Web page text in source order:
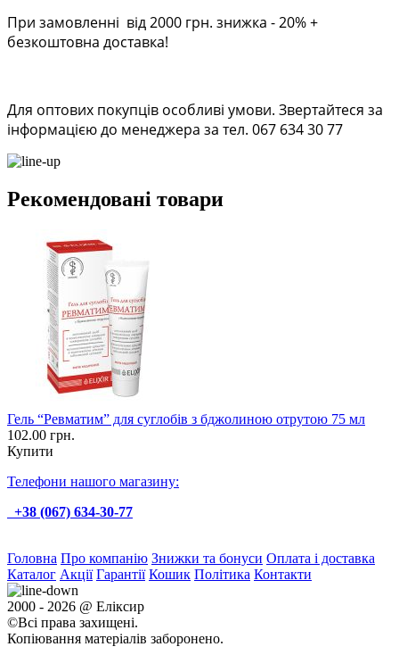
При замовленні від 2000 грн. знижка - 20% +
безкоштовна доставка!
Для оптових покупців особливі умови. Звертайтеся за
інформацією до менеджера за тел. 067 634 30 77
Рекомендовані товари
Гель “Ревматим” для суглобів з бджолиною отрутою 75 мл
102.00 грн.
Купити
Телефони нашого магазину:
+38 (067) 634-30-77
Головна Про компанію Знижки та бонуси Оплата і доставка
Каталог Акції Гарантії Кошик Політика Контакти
2000 - 2026 @ Еліксир
©Всі права захищені.
Копіювання матеріалів заборонено.